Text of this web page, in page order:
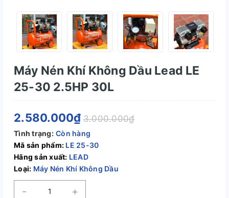
Máy Nén Khí Không Dầu Lead LE
25-30 2.5HP 30L
2.580.000₫ 3.000.000₫
Tình trạng: Còn hàng
Mã sản phẩm: LE 25-30
Hãng sản xuất: LEAD
Loại: Máy Nén Khí Không Dầu
- +